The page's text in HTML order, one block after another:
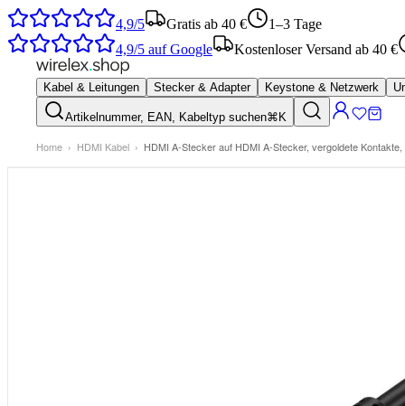
4,9/5 Gratis ab 40 €
1–3 Tage
4,9/5 auf Google Kostenloser Versand ab 40 €
Kabel & Leitungen Stecker & Adapter Keystone & Netzwerk
Artikelnummer, EAN, Kabeltyp suchen⌘K
Home › HDMI Kabel › HDMI A-Stecker auf HDMI A-Stecker, vergoldete